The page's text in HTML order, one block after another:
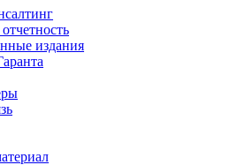
издания